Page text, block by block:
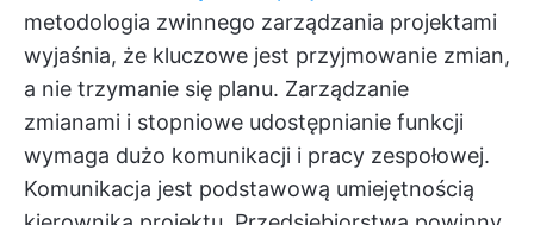
metodologia zwinnego zarządzania projektami
wyjaśnia, że kluczowe jest przyjmowanie zmian,
a nie trzymanie się planu. Zarządzanie
zmianami i stopniowe udostępnianie funkcji
wymaga dużo komunikacji i pracy zespołowej.
Komunikacja jest podstawową umiejętnością